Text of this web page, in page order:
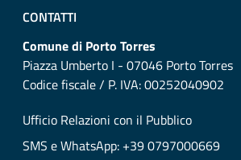
CONTATTI
Comune di Porto Torres
Piazza Umberto I - 07046 Porto Torres
Codice fiscale / P. IVA: 00252040902
Ufficio Relazioni con il Pubblico
SMS e WhatsApp: +39 0797000669